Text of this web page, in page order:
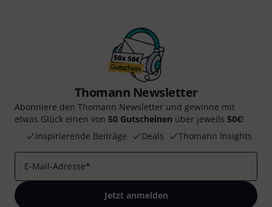
Thomann Newsletter
Abonniere den Thomann Newsletter und gewinne mit
etwas Glück einen von 50 Gutscheinen über jeweils 50€!
Inspirierende Beiträge
Deals Thomann Insights
E-Mail-Adresse*
Jetzt anmelden